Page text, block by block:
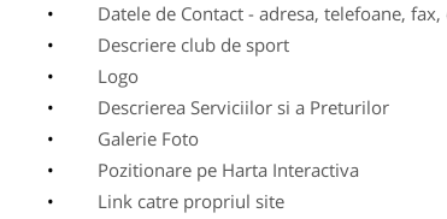
Datele de Contact - adresa, telefoane, fax,
Descriere club de sport
Logo
Descrierea Serviciilor si a Preturilor
Galerie Foto
Pozitionare pe Harta Interactiva
Link catre propriul site